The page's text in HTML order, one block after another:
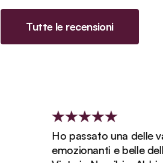
Tutte le recensioni
Ho passato una delle
emozionanti e belle della